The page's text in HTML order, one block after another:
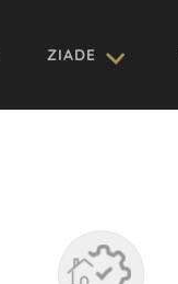
ZIADE